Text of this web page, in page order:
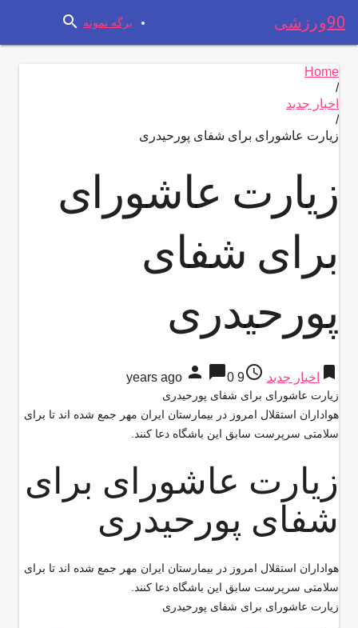
90ورزشی برگه نمونه search
Home
/
اخبار جدید
/
زیارت عاشورای برای شفای پورحیدری
زیارت عاشورای
برای شفای
پورحیدری
bookmark اخبار جدید access_time
9 years ago
person chat_bubble0
زیارت عاشورای برای شفای پورحیدری
هواداران استقلال امروز در بیمارستان ایران مهر جمع شده اند تا برای
سلامتی سرپرست سابق این باشگاه دعا کنند.
زیارت عاشورای برای
شفای پورحیدری
هواداران استقلال امروز در بیمارستان ایران مهر جمع شده اند تا برای
سلامتی سرپرست سابق این باشگاه دعا کنند.
زیارت عاشورای برای شفای پورحیدری